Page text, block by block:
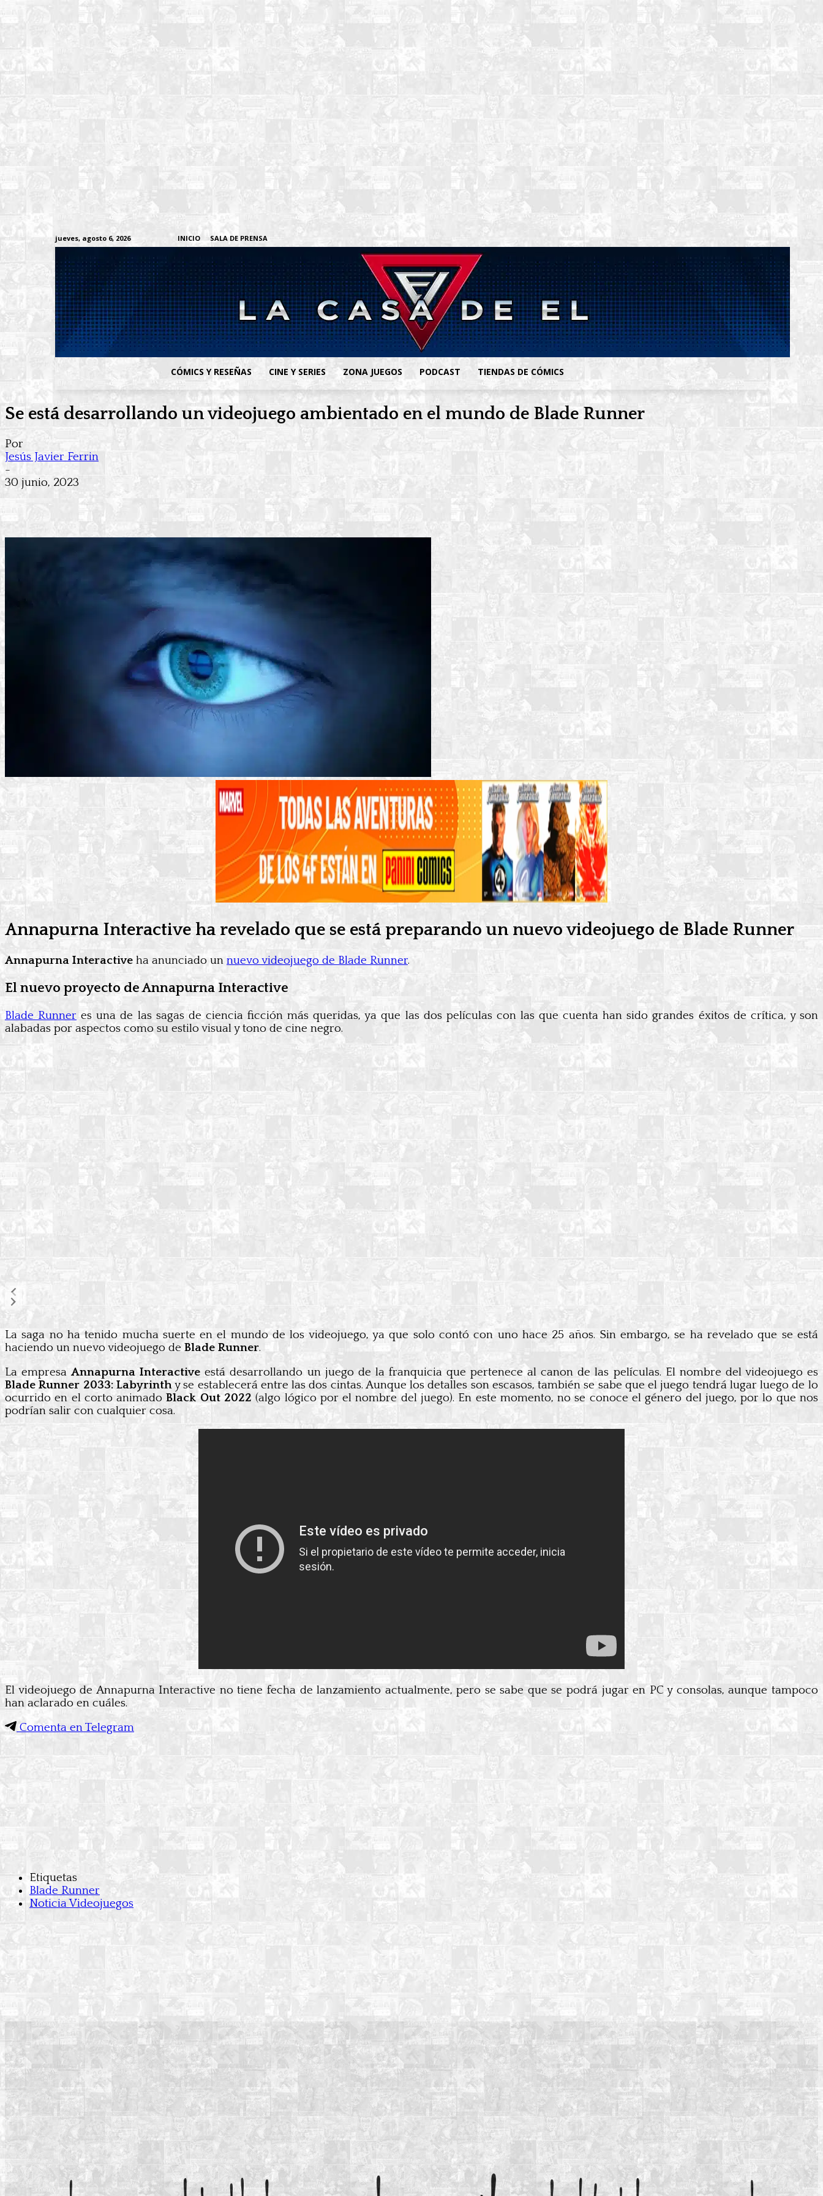
jueves, agosto 6, 2026 INICIO SALA DE PRENSA
CÓMICS Y RESEÑAS CINE Y SERIES ZONA JUEGOS PODCAST TIENDAS DE CÓMICS
Se está desarrollando un videojuego ambientado en el mundo de Blade Runner
Por
Jesús Javier Ferrin
-
30 junio, 2023
Annapurna Interactive ha revelado que se está preparando un nuevo videojuego de Blade Runner
Annapurna Interactive ha anunciado un nuevo videojuego de Blade Runner.
El nuevo proyecto de Annapurna Interactive
Blade Runner es una de las sagas de ciencia ficción más queridas, ya que las dos películas con las que cuenta han sido grandes éxitos de crítica, y son
alabadas por aspectos como su estilo visual y tono de cine negro.
La saga no ha tenido mucha suerte en el mundo de los videojuego, ya que solo contó con uno hace 25 años. Sin embargo, se ha revelado que se está
haciendo un nuevo videojuego de Blade Runner.
La empresaAnnapurna Interactive está desarrollando un juego de la franquicia que pertenece al canon de las películas. El nombre del videojuego es
Blade Runner 2033: Labyrinthy se establecerá entre las dos cintas. Aunque los detalles son escasos, también se sabe que el juego tendrá lugar luego de lo
ocurrido en el corto animadoBlack Out 2022 (algo lógico por el nombre del juego). En este momento, no se conoce el género del juego, por lo que nos
podrían salir con cualquier cosa.
El videojuego de Annapurna Interactive no tiene fecha de lanzamiento actualmente, pero se sabe que se podrá jugar en PC y consolas, aunque tampoco
han aclarado en cuáles.
Comenta en Telegram
Etiquetas
Blade Runner
Noticia Videojuegos